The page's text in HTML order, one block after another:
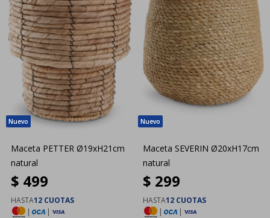
Maceta PETTER Ø19xH21cm
natural
$ 499
HASTA12 CUOTAS
|
|
Maceta SEVERIN Ø20xH17cm
natural
$ 299
HASTA12 CUOTAS
|
|